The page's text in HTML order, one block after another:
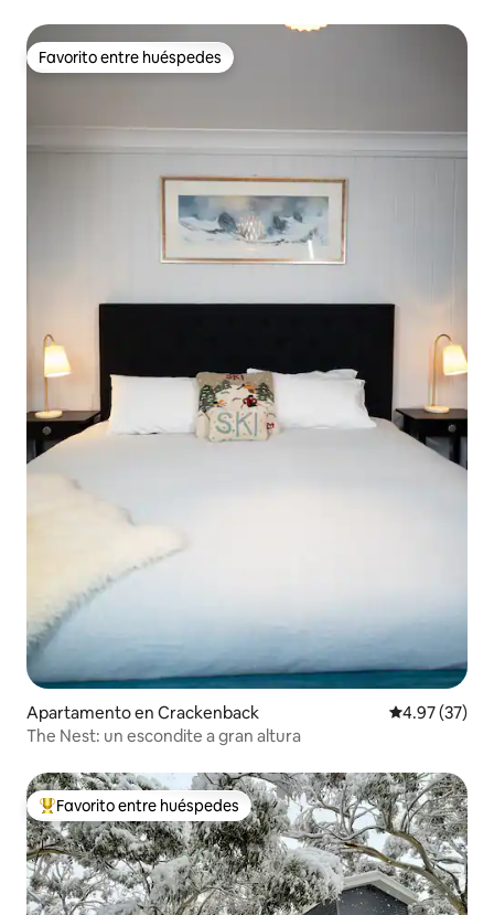
Favorito entre huéspedes
Favorito entre huéspedes
Apartamento en Crackenback Calificación
4.97 (37)
The Nest: un escondite a gran altura
Favorito entre huéspedes preferido
Favorito entre huéspedes